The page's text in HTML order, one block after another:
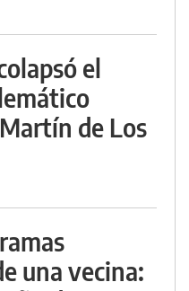
el
de Los
una vecina: